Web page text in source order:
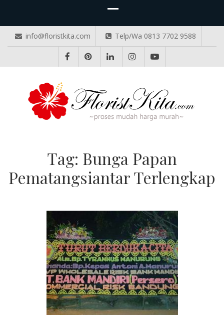
info@floristkita.com Telp/Wa 0813 7702 9588
Tag: Bunga Papan
Pematangsiantar Terlengkap